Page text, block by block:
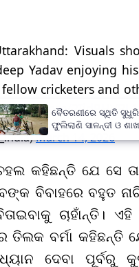
Visuals
Yadav enjoying
cricketers and
2IidPHVBL1
March 14, 2026
କହିଛନ୍ତି ଯେ ସେ
ବିବାହରେ ବହୁତ
ଚାହାଁନ୍ତି।
ତିଲକ ବର୍ମା କହିଛନ୍ତି
ଦେବା ପୂର୍ବରୁ
ବୈତରଣୀରେ ସ୍ଥିତି
ଫୁଲିଲାଣି ସାଳନ୍ଦୀ ଓ
ବନ୍ୟା ଭୟ